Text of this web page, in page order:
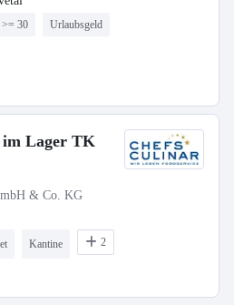
30 Urlaubsgeld
Lager TK
& Co. KG
Kantine 2